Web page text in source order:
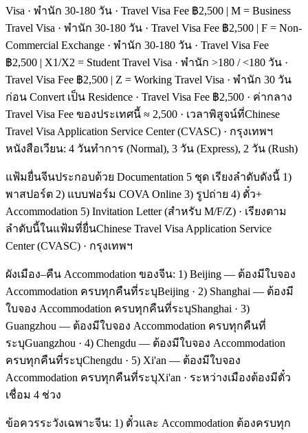
Visa · พำนัก 30-180 วัน · Travel Visa Fee ฿2,500 | M = Business
Travel Visa · พำนัก 30-180 วัน · Travel Visa Fee ฿2,500 | F = Non-
Commercial Exchange · พำนัก 30-180 วัน · Travel Visa Fee
฿2,500 | X1/X2 = Student Travel Visa · พำนัก >180 / <180 วัน ·
Travel Visa Fee ฿2,500 | Z = Working Travel Visa · พำนัก 30 วัน
ก่อน Convert เป็น Residence · Travel Visa Fee ฿2,500 · ค่ากลาง
Travel Visa Fee ของประเทศนี้ ≈ 2,500 · เวลาพิสูจน์ที่Chinese
Travel Visa Application Service Center (CVASC) · กรุงเทพฯ
หนังสือเวียน: 4 วันทำการ (Normal), 3 วัน (Express), 2 วัน (Rush)
แฟ้มยื่นจีนประกอบด้วย Documentation 5 ชุด เรียงลำดับดังนี้ 1)
พาสปอร์ต 2) แบบฟอร์ม COVA Online 3) รูปถ่าย 4) ตั๋ว+
Accommodation 5) Invitation Letter (สำหรับ M/F/Z) · เรียงตาม
ลำดับนี้ในแฟ้มที่ยื่นChinese Travel Visa Application Service
Center (CVASC) · กรุงเทพฯ
ผังเมือง–คืน Accommodation ของจีน: 1) Beijing — ต้องมีใบจอง
Accommodation ครบทุกคืนที่ระบุBeijing · 2) Shanghai — ต้องมี
ใบจอง Accommodation ครบทุกคืนที่ระบุShanghai · 3)
Guangzhou — ต้องมีใบจอง Accommodation ครบทุกคืนที่
ระบุGuangzhou · 4) Chengdu — ต้องมีใบจอง Accommodation
ครบทุกคืนที่ระบุChengdu · 5) Xi'an — ต้องมีใบจอง
Accommodation ครบทุกคืนที่ระบุXi'an · ระหว่างเมืองต้องมีตั๋ว
เชื่อม 4 ช่วง
ข้อควรระวังเฉพาะจีน: 1) ตั๋วและ Accommodation ต้องครบทุก